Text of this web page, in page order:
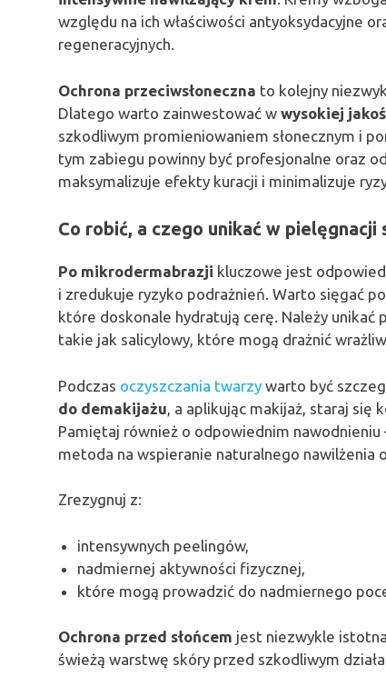
względu na ich właściwości antyoksydacyjne
regeneracyjnych.
Ochrona przeciwsłoneczna to kolejny
Dlatego warto zainwestować w wysokiej
szkodliwym promieniowaniem słonecznym i
tym zabiegu powinny być profesjonalne oraz
maksymalizuje efekty kuracji i minimalizuje
Co robić, a czego unikać w
Po mikrodermabrazji kluczowe jest
i zredukuje ryzyko podrażnień. Warto sięgać po
które doskonale hydratują cerę. Należy
takie jak salicylowy, które mogą drażnić
Podczas oczyszczania twarzy warto być
do demakijażu, a aplikując makijaż, staraj się
Pamiętaj również o odpowiednim nawodnieniu
metoda na wspieranie naturalnego nawilżenia
Zrezygnuj z:
intensywnych peelingów,
nadmiernej aktywności fizycznej,
które mogą prowadzić do nadmiernego
Ochrona przed słońcem jest niezwykle
świeżą warstwę skóry przed szkodliwym